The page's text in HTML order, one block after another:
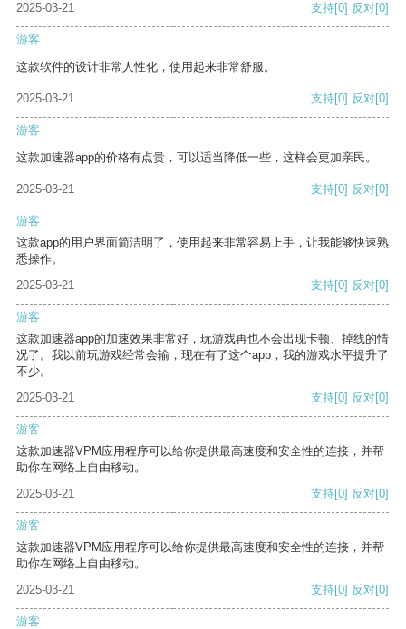
2025-03-21 支持[0] 反对[0]
游客
这款软件的设计非常人性化，使用起来非常舒服。
2025-03-21 支持[0] 反对[0]
游客
这款加速器app的价格有点贵，可以适当降低一些，这样会更加亲民。
2025-03-21 支持[0] 反对[0]
游客
这款app的用户界面简洁明了，使用起来非常容易上手，让我能够快速熟
悉操作。
2025-03-21
支持[0] 反对[0]
游客
这款加速器app的加速效果非常好，玩游戏再也不会出现卡顿、掉线的情
况了。我以前玩游戏经常会输，现在有了这个app，我的游戏水平提升了
不少。
2025-03-21
支持[0] 反对[0]
游客
这款加速器VPM应用程序可以给你提供最高速度和安全性的连接，并帮
助你在网络上自由移动。
2025-03-21
支持[0] 反对[0]
游客
这款加速器VPM应用程序可以给你提供最高速度和安全性的连接，并帮
助你在网络上自由移动。
2025-03-21
支持[0] 反对[0]
游客